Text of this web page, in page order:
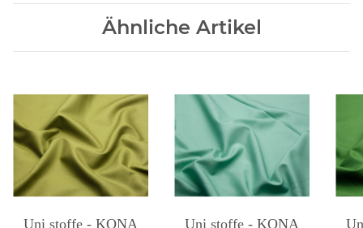
Ähnliche Artikel
Uni stoffe - KONA
Uni stoffe - KONA